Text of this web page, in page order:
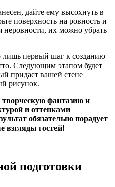
дайте ему высохнуть в
поверхность на ровность и
неровности, их можно убрать
лишь первый шаг к созданию
Следующим этапом будет
придаст вашей стене
рисунок.
фантазию и
и оттенками
обязательно порадует
взгляды гостей!
подготовки